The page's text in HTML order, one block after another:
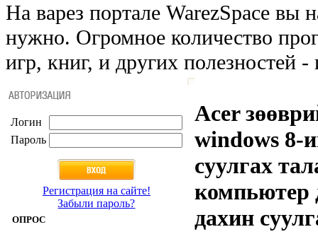
На варез портале WarezSpace вы
нужно. Огромное количество
игр, книг, и других полезностей
Логин
Пароль
Регистрация на сайте!
Забыли пароль?
ОПРОС
Acer
windows 8-
суулгах
компьютер
дахин